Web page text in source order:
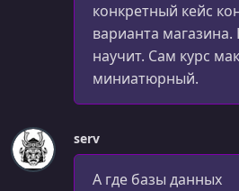
конкретный кейс
варианта
научит. Сам курс
миниатюрный.
serv
А где базы данных